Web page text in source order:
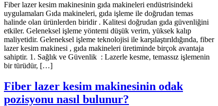
Fiber lazer kesim makinesinin gıda makineleri endüstrisindeki
uygulamaları Gıda makineleri, gıda işleme ile doğrudan temas
halinde olan ürünlerden biridir . Kalitesi doğrudan gıda güvenliğini
etkiler. Geleneksel işleme yöntemi düşük verim, yüksek kalıp
maliyetidir. Geleneksel işleme teknolojisi ile karşılaştırıldığında, fiber
lazer kesim makinesi , gıda makineleri üretiminde birçok avantaja
sahiptir. 1. Sağlık ve Güvenlik : Lazerle kesme, temassız işlemenin
bir türüdür, […]
Fiber lazer kesim makinesinin odak
pozisyonu nasıl bulunur?